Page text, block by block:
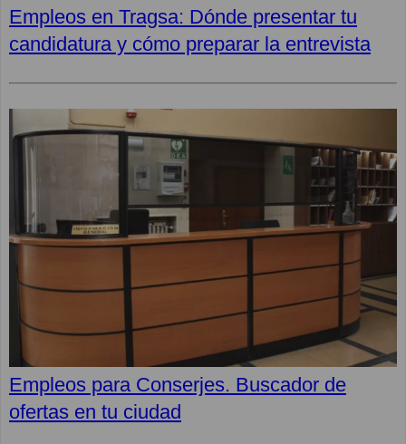
Empleos en Tragsa: Dónde presentar tu
candidatura y cómo preparar la entrevista
Empleos para Conserjes. Buscador de
ofertas en tu ciudad